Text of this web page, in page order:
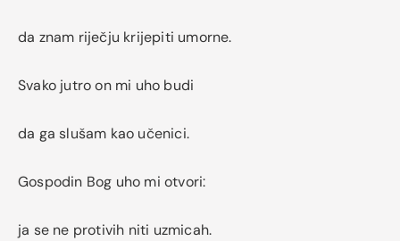
da znam riječju krijepiti umorne.
Svako jutro on mi uho budi
da ga slušam kao učenici.
Gospodin Bog uho mi otvori:
ja se ne protivih niti uzmicah.